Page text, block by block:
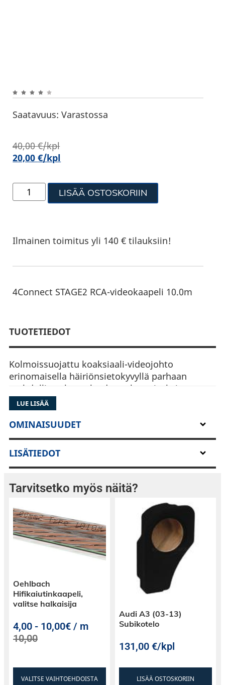
Saatavuus: Varastossa
40,00€/kpl
20,00€/kpl
LISÄÄ OSTOSKORIIN
Ilmainen toimitus yli 140 € tilauksiin!
4Connect STAGE2 RCA-videokaapeli 10.0m
TUOTETIEDOT
Kolmoissuojattu koaksiaali-videojohto
erinomaisella häiriönsietokyvyllä parhaan
mahdollisen kuvanlaadun takaamiseksi
LUE LISÄÄ
OMINAISUUDET
LISÄTIEDOT
Tarvitsetko myös näitä?
Oehlbach
Hifikaiutinkaapeli,
valitse halkaisija
4,00 - 10,00€ / m
10,00
VALITSE VAIHTOEHDOISTA
Audi A3 (03-13)
Subikotelo
131,00€/kpl
LISÄÄ OSTOSKORIIN